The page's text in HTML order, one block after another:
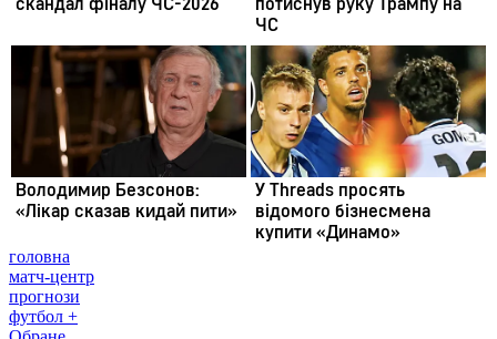
головна
матч-центр
прогнози
футбол +